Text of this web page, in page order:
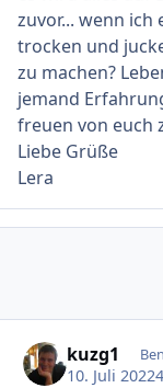
zuvor... wenn
trocken und
zu machen?
jemand
freuen von euch
Liebe Grüße
Lera
kuzg1
10. Juli 2022